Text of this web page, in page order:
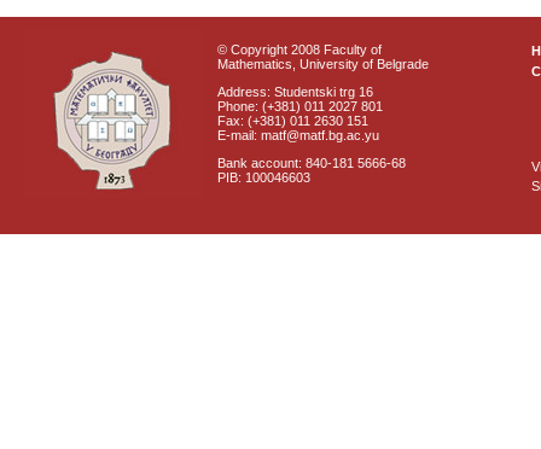
© Copyright 2008 Faculty of
Mathematics, University of Belgrade
Address: Studentski trg 16
Phone: (+381) 011 2027 801
Fax: (+381) 011 2630 151
E-mail: matf@matf.bg.ac.yu
Bank account: 840-181 5666-68
PIB: 100046603